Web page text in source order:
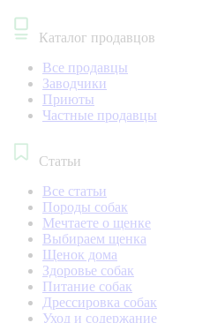
Каталог продавцов
Все продавцы
Заводчики
Приюты
Частные продавцы
Статьи
Все статьи
Породы собак
Мечтаете о щенке
Выбираем щенка
Щенок дома
Здоровье собак
Питание собак
Дрессировка собак
Уход и содержание